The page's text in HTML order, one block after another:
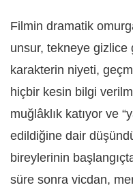
Filmin dramatik
unsur, tekneye gizlice
karakterin niyeti,
hiçbir kesin bilgi
muğlâklık katıyor ve
edildiğine dair
bireylerinin
süre sonra vicdan,